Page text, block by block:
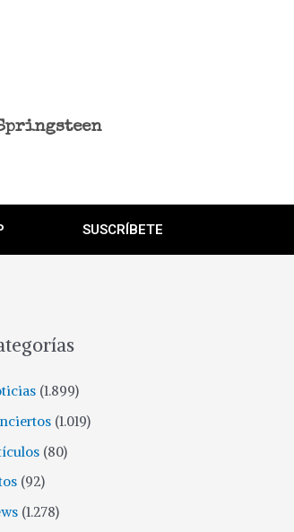
SUSCRÍBETE
(1.899)
(1.019)
(80)
(92)
(1.278)